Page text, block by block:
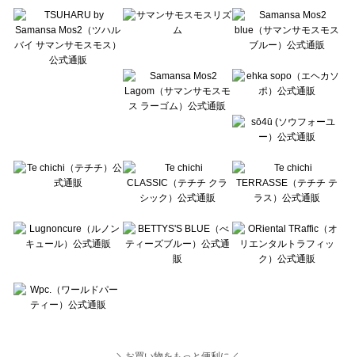
Lugnoncure（ルノンキュール）のパンツ一覧
BETTY'S BLUE（べティーズブルー）のパンツ一覧
Wpc.（ワールドパーティー）のパンツ一覧